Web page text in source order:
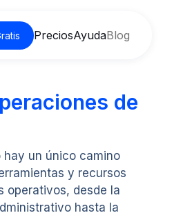
PreciosAyudaBlog
de
un único camino
y recursos
operativos, desde la
hasta la